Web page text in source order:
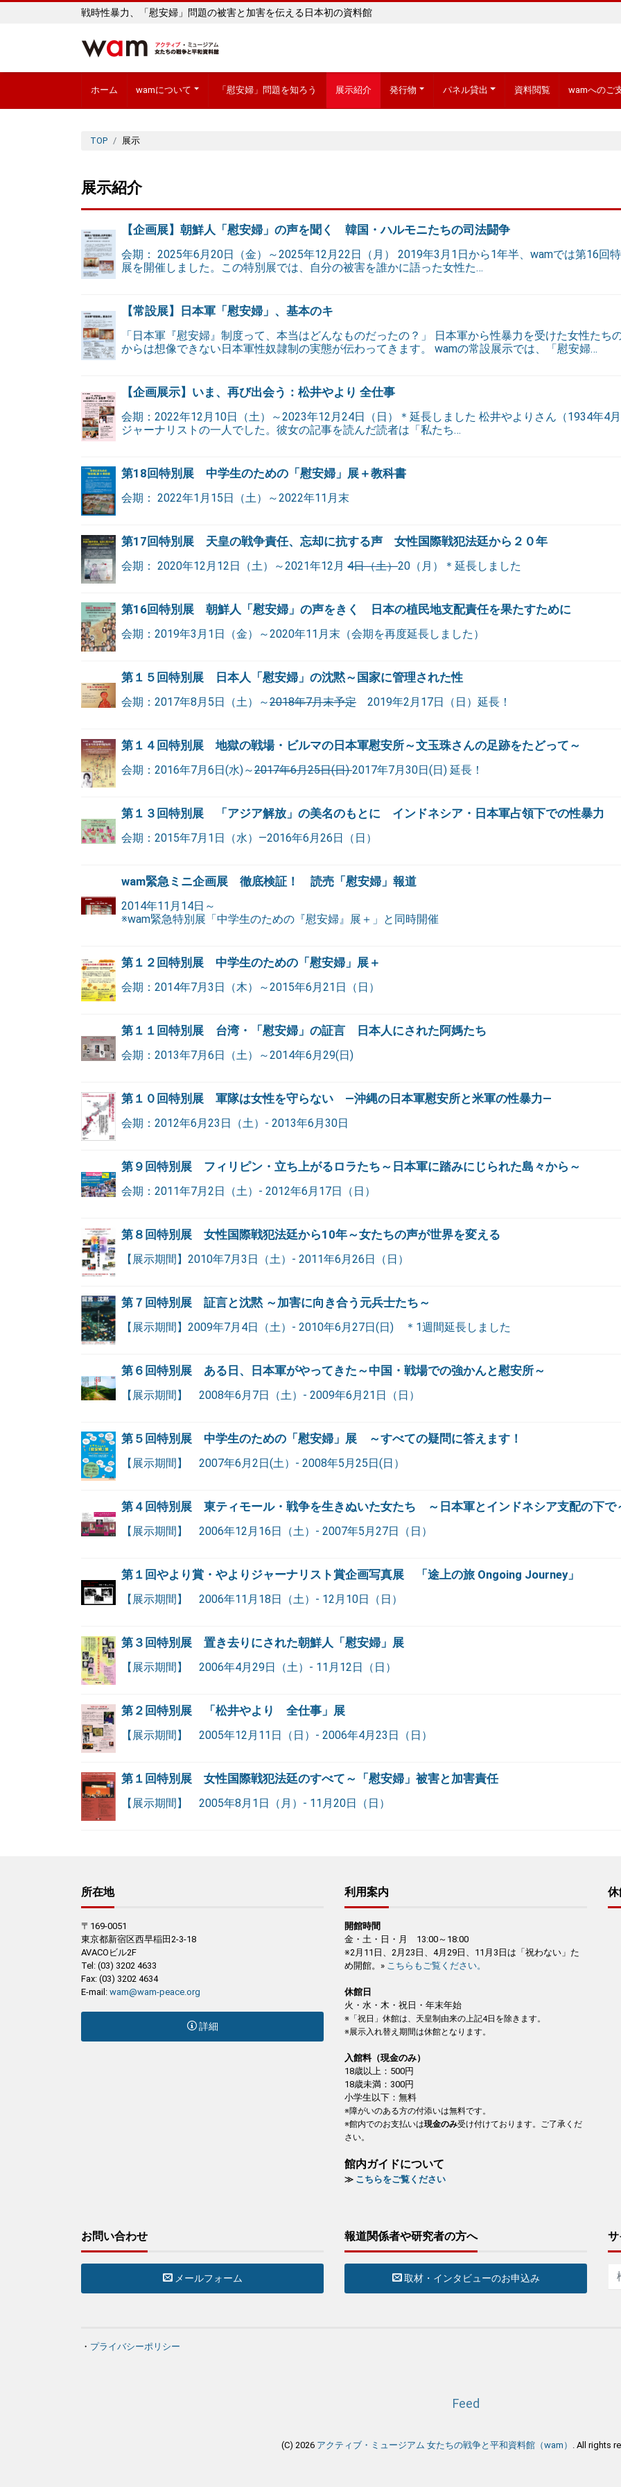
戦時性暴力、「慰安婦」問題の被害と加害を伝える日本初の資料館
ホーム wamについて 「慰安婦」問題を知ろう 展示紹介 発行物 パネル貸出 資料閲覧 wamへのご
TOP 展示
展示紹介
【企画展】朝鮮人「慰安婦」の声を聞く 韓国・ハルモニたちの司法闘争
会期： 2025年6月20日（金）～2025年12月22日（月） 2019年3月1日から1年半、wamでは第16回
展を開催しました。この特別展では、自分の被害を誰かに語った女性た…
【常設展】日本軍「慰安婦」、基本のキ
「日本軍『慰安婦』制度って、本当はどんなものだったの？」 日本軍から性暴力を受けた女性た
からは想像できない日本軍性奴隷制の実態が伝わってきます。 wamの常設展示では、「慰安婦…
【企画展示】いま、再び出会う：松井やより 全仕事
会期：2022年12月10日（土）～2023年12月24日（日）＊延長しました 松井やよりさん（1934年4
ジャーナリストの一人でした。彼女の記事を読んだ読者は「私たち…
第18回特別展 中学生のための「慰安婦」展＋教科書
会期： 2022年1月15日（土）～2022年11月末
第17回特別展 天皇の戦争責任、忘却に抗する声 女性国際戦犯法廷から２０年
会期： 2020年12月12日（土）～2021年12月 4日（土）20（月）＊延長しました
第16回特別展 朝鮮人「慰安婦」の声をきく 日本の植民地支配責任を果たすために
会期：2019年3月1日（金）～2020年11月末（会期を再度延長しました）
第１５回特別展 日本人「慰安婦」の沈黙～国家に管理された性
会期：2017年8月5日（土）～2018年7月末予定 2019年2月17日（日）延長！
第１４回特別展 地獄の戦場・ビルマの日本軍慰安所～文玉珠さんの足跡をたどって～
会期：2016年7月6日(水)～2017年6月25日(日)2017年7月30日(日) 延長！
第１３回特別展 「アジア解放」の美名のもとに インドネシア・日本軍占領下での性暴力
会期：2015年7月1日（水）―2016年6月26日（日）
wam緊急ミニ企画展 徹底検証！ 読売「慰安婦」報道
2014年11月14日～
※wam緊急特別展「中学生のための『慰安婦』展＋」と同時開催
第１２回特別展 中学生のための「慰安婦」展＋
会期：2014年7月3日（木）～2015年6月21日（日）
第１１回特別展 台湾・「慰安婦」の証言 日本人にされた阿媽たち
会期：2013年7月6日（土）～2014年6月29(日)
第１０回特別展 軍隊は女性を守らない ―沖縄の日本軍慰安所と米軍の性暴力―
会期：2012年6月23日（土）- 2013年6月30日
第９回特別展 フィリピン・立ち上がるロラたち～日本軍に踏みにじられた島々から～
会期：2011年7月2日（土）- 2012年6月17日（日）
第８回特別展 女性国際戦犯法廷から10年～女たちの声が世界を変える
【展示期間】2010年7月3日（土）- 2011年6月26日（日）
第７回特別展 証言と沈黙 ～加害に向き合う元兵士たち～
【展示期間】2009年7月4日（土）- 2010年6月27日(日) ＊1週間延長しました
第６回特別展 ある日、日本軍がやってきた～中国・戦場での強かんと慰安所～
【展示期間】 2008年6月7日（土）- 2009年6月21日（日）
第５回特別展 中学生のための「慰安婦」展 ～すべての疑問に答えます！
【展示期間】 2007年6月2日(土）- 2008年5月25日(日）
第４回特別展 東ティモール・戦争を生きぬいた女たち ～日本軍とインドネシア支配の下で
【展示期間】 2006年12月16日（土）- 2007年5月27日（日）
第１回やより賞・やよりジャーナリスト賞企画写真展 「途上の旅 Ongoing Journey」
【展示期間】 2006年11月18日（土）- 12月10日（日）
第３回特別展 置き去りにされた朝鮮人「慰安婦」展
【展示期間】 2006年4月29日（土）- 11月12日（日）
第２回特別展 「松井やより 全仕事」展
【展示期間】 2005年12月11日（日）- 2006年4月23日（日）
第１回特別展 女性国際戦犯法廷のすべて～「慰安婦」被害と加害責任
【展示期間】 2005年8月1日（月）- 11月20日（日）
所在地
〒169-0051
東京都新宿区西早稲田2-3-18
AVACOビル2F
Tel: (03) 3202 4633
Fax: (03) 3202 4634
E-mail: wam@wam-peace.org
詳細
利用案内
開館時間
金・土・日・月 13:00～18:00
※2月11日、2月23日、4月29日、11月3日は「祝わない」た
め開館。» こちらもご覧ください。
休館日
火・水・木・祝日・年末年始
※「祝日」休館は、天皇制由来の上記4日を除きます。
※展示入れ替え期間は休館となります。
入館料（現金のみ）
18歳以上：500円
18歳未満：300円
小学生以下：無料
※障がいのある方の付添いは無料です。
※館内でのお支払いは現金のみ受け付けております。ご了承くだ
さい。
館内ガイドについて
≫ こちらをご覧ください
お問い合わせ
メールフォーム
報道関係者や研究者の方へ
取材・インタビューのお申込み
・ プライバシーポリシー
Feed
(C) 2026 アクティブ・ミュージアム 女たちの戦争と平和資料館（wam） . All rights